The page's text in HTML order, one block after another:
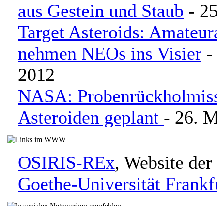
aus Gestein und Staub -
Target Asteroids:
nehmen NEOs ins Visier -
2012
NASA:
Asteroiden geplant - 26.
OSIRIS-REx, Website
Goethe-Universität